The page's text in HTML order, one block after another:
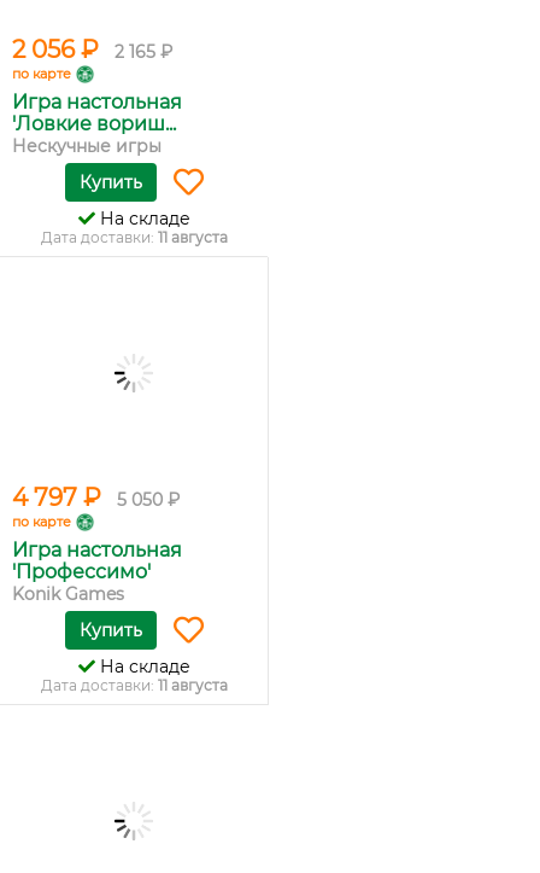
2 056 ₽ 2 165 ₽
по карте
Игра настольная
'Ловкие вориш...
Нескучные игры
Купить
На складе
Дата доставки: 11 августа
4 797 ₽ 5 050 ₽
по карте
Игра настольная
'Профессимо'
Konik Games
Купить
На складе
Дата доставки: 11 августа